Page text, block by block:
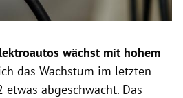
wächst mit hohem
das Wachstum im letzten
etwas abgeschwächt. Das